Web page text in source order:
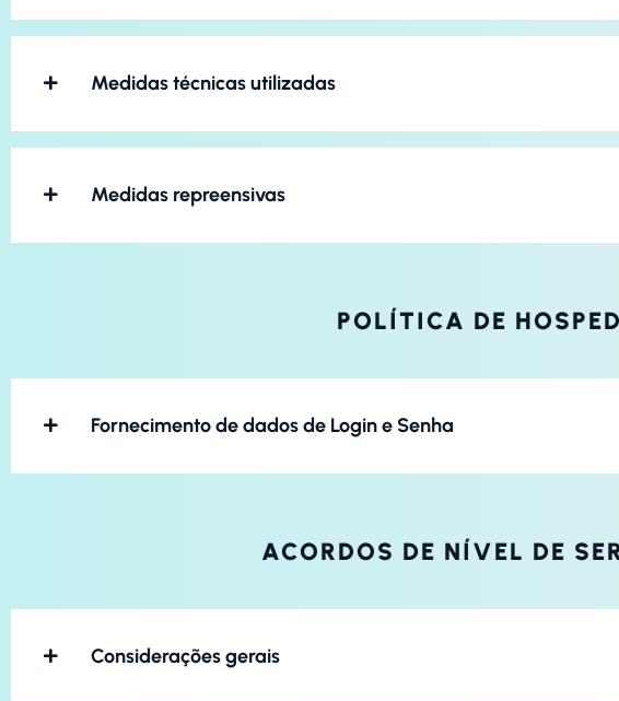
Medidas técnicas utilizadas
Medidas repreensivas
POLÍTICA DE
Fornecimento de dados de Login e Senha
ACORDOS DE NÍVEL DE
Considerações gerais